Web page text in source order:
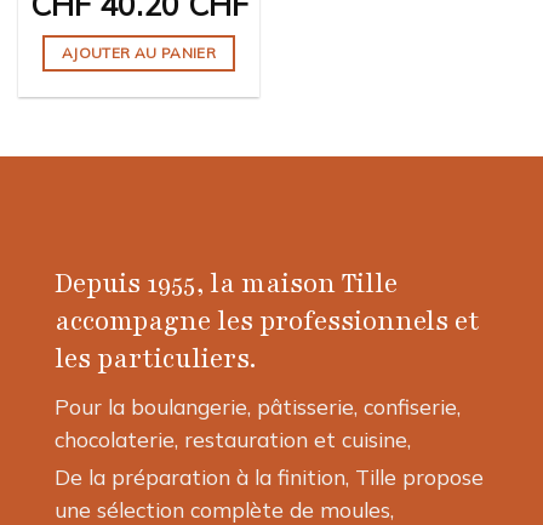
produit
AJOUTER AU PANIER
Depuis 1955, la maison Tille
accompagne les professionnels et
les particuliers.
Pour la boulangerie, pâtisserie, confiserie,
chocolaterie, restauration et cuisine,
De la préparation à la finition, Tille propose
une sélection complète de moules,